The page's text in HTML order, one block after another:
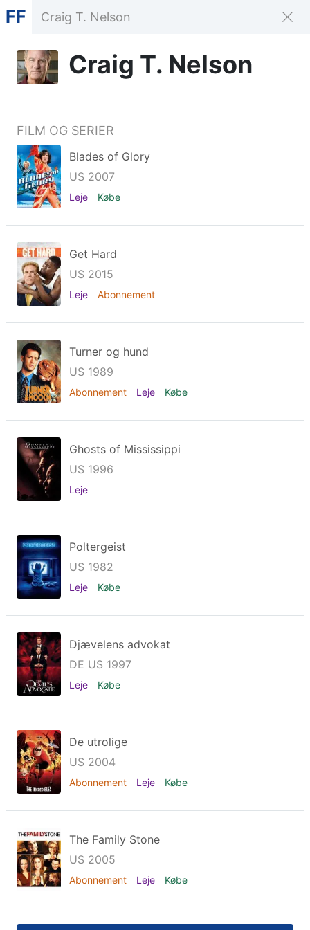
FF
Craig T. Nelson
FILM OG SERIER
Blades of Glory
US 2007
Leje Købe
Get Hard
US 2015
Leje Abonnement
Turner og hund
US 1989
Abonnement Leje Købe
Ghosts of Mississippi
US 1996
Leje
Poltergeist
US 1982
Leje Købe
Djævelens advokat
DE US 1997
Leje Købe
De utrolige
US 2004
Abonnement Leje Købe
The Family Stone
US 2005
Abonnement Leje Købe